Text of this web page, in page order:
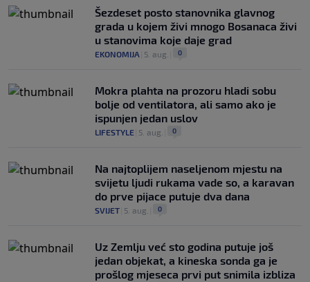
Šezdeset posto stanovnika glavnog
grada u kojem živi mnogo Bosanaca živi
u stanovima koje daje grad
EKONOMIJA 5. aug. 0
Mokra plahta na prozoru hladi sobu
bolje od ventilatora, ali samo ako je
ispunjen jedan uslov
LIFESTYLE 5. aug. 0
Na najtoplijem naseljenom mjestu na
svijetu ljudi rukama vade so, a karavan
do prve pijace putuje dva dana
SVIJET 5. aug. 0
Uz Zemlju već sto godina putuje još
jedan objekat, a kineska sonda ga je
prošlog mjeseca prvi put snimila izbliza